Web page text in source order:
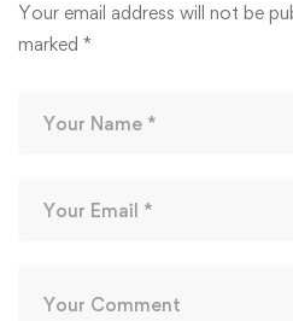
Your email address will not be
marked *